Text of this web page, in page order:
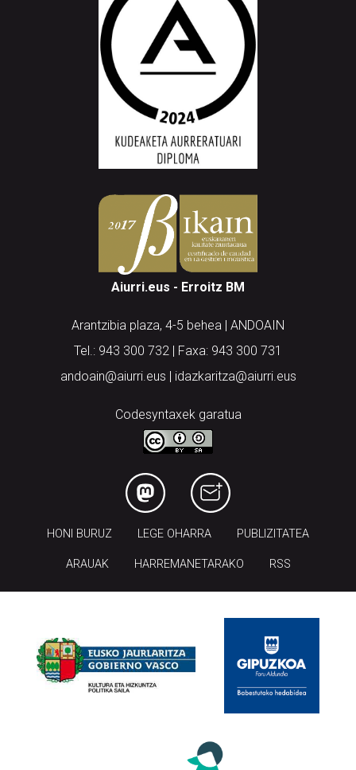
Aiurri.eus - Erroitz BM
Arantzibia plaza, 4-5 behea | ANDOAIN
Tel.: 943 300 732 | Faxa: 943 300 731
andoain@aiurri.eus | idazkaritza@aiurri.eus
Codesyntaxek garatua
HONI BURUZ LEGE OHARRA PUBLIZITATEA
ARAUAK HARREMANETARAKO RSS